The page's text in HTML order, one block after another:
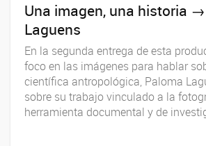
Una imagen, una historia
Laguens
En la segunda entrega de esta
foco en las imágenes para hablar
científica antropológica, Paloma
sobre su trabajo vinculado a la
herramienta documental y de